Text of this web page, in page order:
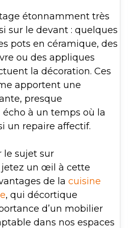
étonnamment très
sur le devant : quelques
pots en céramique, des
ou des appliques
la décoration. Ces
apportent une
presque
à un temps où la
un repaire affectif.
le sujet sur
jetez un œil à cette
de la cuisine
, qui décortique
d’un mobilier
dans nos espaces